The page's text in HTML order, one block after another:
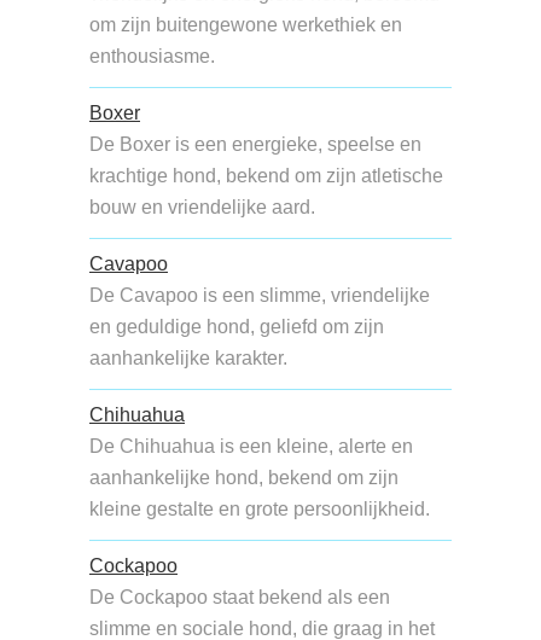
om zijn buitengewone werkethiek en
enthousiasme.
Boxer
De Boxer is een energieke, speelse en
krachtige hond, bekend om zijn atletische
bouw en vriendelijke aard.
Cavapoo
De Cavapoo is een slimme, vriendelijke
en geduldige hond, geliefd om zijn
aanhankelijke karakter.
Chihuahua
De Chihuahua is een kleine, alerte en
aanhankelijke hond, bekend om zijn
kleine gestalte en grote persoonlijkheid.
Cockapoo
De Cockapoo staat bekend als een
slimme en sociale hond, die graag in het